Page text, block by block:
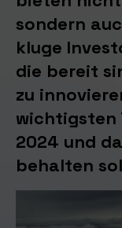
sondern
kluge
die bereit
zu
wichtigsten
2024 und
behalten